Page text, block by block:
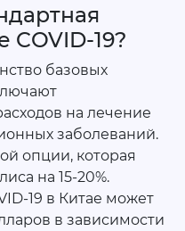
COVID-19?
базовых
на лечение
заболеваний.
опции, которая
на 15-20%.
19 в Китае может
в зависимости